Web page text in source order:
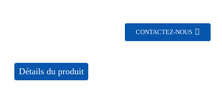
CONTACTEZ-NOUS
Détails du produit